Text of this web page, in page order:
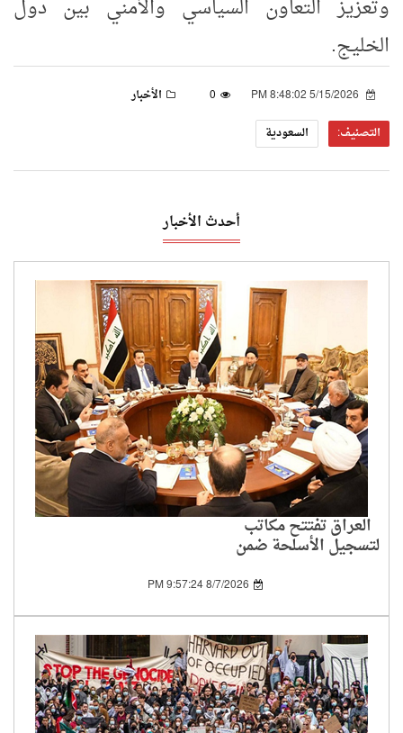
وتعزيز التعاون السياسي والأمني بين دول
الخليج.
0
الأخبار
التصنيف:
السعودية
أحدث الأخبار
العراق تفتتح مكاتب
لتسجيل الأسلحة ضمن
الفصائل بيد الدولة8/7/2026 9:57:24 PM